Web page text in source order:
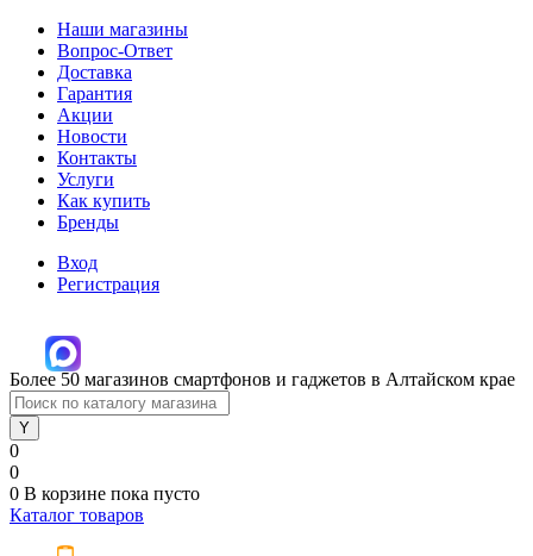
Наши магазины
Вопрос-Ответ
Доставка
Гарантия
Акции
Новости
Контакты
Услуги
Как купить
Бренды
Вход
Регистрация
Более 50 магазинов смартфонов и гаджетов в Алтайском крае
0
0
0 В корзине пока пусто
Каталог товаров